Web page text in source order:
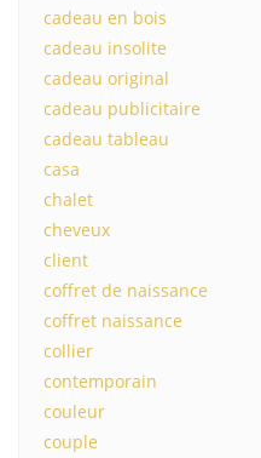
cadeau en bois
cadeau insolite
cadeau original
cadeau publicitaire
cadeau tableau
casa
chalet
cheveux
client
coffret de naissance
coffret naissance
collier
contemporain
couleur
couple